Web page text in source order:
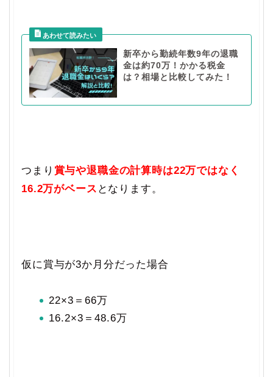
新卒から勤続年数9年の退職
金は約70万！かかる税金
は？相場と比較してみた！
つまり 賞与や退職金の計算時は22万ではなく
16.2万がベース となります。
仮に賞与が3か月分だった場合
22×3＝66万
16.2×3＝48.6万